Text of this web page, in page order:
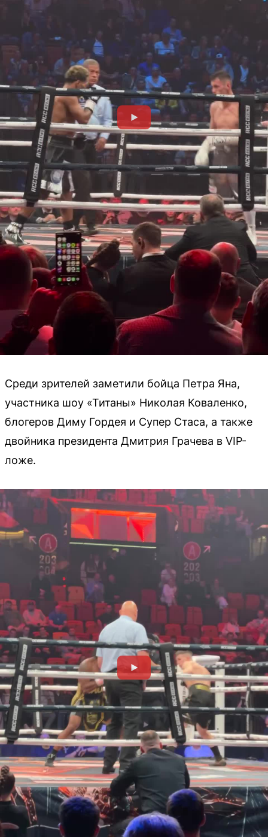
Среди зрителей заметили бойца Петра Яна,
участника шоу «Титаны» Николая Коваленко,
блогеров Диму Гордея и Супер Стаса, а также
двойника президента Дмитрия Грачева в VIP-
ложе.